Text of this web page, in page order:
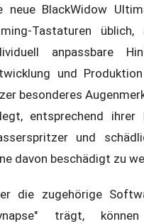
neue BlackWidow
Tastaturen
anpassbare
und
besonderes
entsprechend
und
davon beschädigt zu
die zugehörige
trägt,